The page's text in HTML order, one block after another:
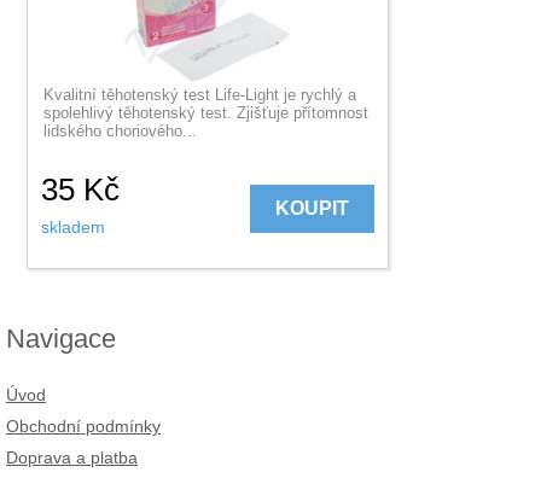
Kvalitní těhotenský test Life-Light je rychlý a
spolehlivý těhotenský test. Zjišťuje přítomnost
lidského choriového...
35 Kč
skladem
KOUPIT
Navigace
Úvod
Obchodní podmínky
Doprava a platba